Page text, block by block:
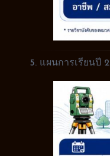
5. แผนการเรียนปี 2